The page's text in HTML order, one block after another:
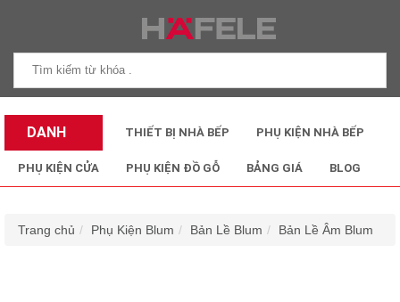
DANH
MỤC SẢN
THIẾT BỊ NHÀ BẾP PHỤ KIỆN NHÀ BẾP
PHỤ KIỆN CỬA PHỤ KIỆN ĐỒ GỖ BẢNG GIÁ BLOG
Trang chủ Phụ Kiện Blum Bản Lề Blum Bản Lề Âm Blum